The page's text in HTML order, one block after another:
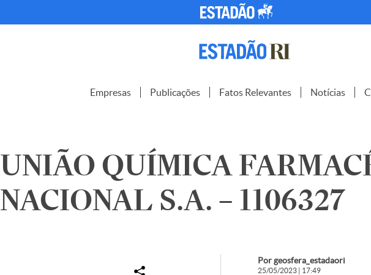
Empresas Publicações Fatos Relevantes Notícias
UNIÃO QUÍMICA
NACIONAL S.A. – 1106327
Por geosfera_estadaori
25/05/2023 | 17:49